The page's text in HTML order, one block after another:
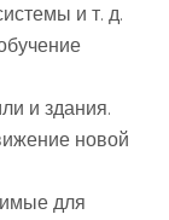
и т. д.
и здания.
новой
для